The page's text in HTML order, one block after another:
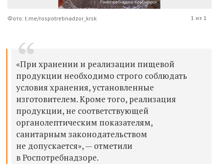
Фото: t.me/rospotrebnadzor_krsk 1 из 1
«При хранении и реализации пищевой
продукции необходимо строго соблюдать
условия хранения, установленные
изготовителем. Кроме того, реализация
продукции, не соответствующей
органолептическим показателям,
санитарным законодательством
не допускается», — отметили
в Роспотребнадзоре.